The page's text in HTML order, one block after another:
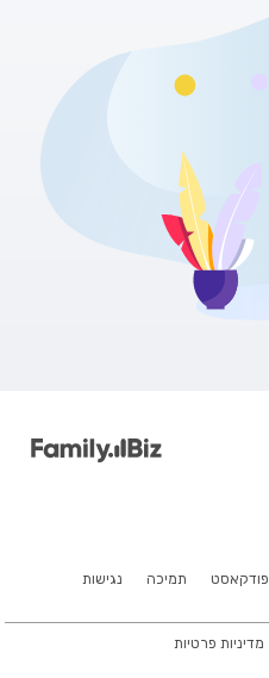
נגישות תמיכה פודקאסט
מדיניות פרטיות